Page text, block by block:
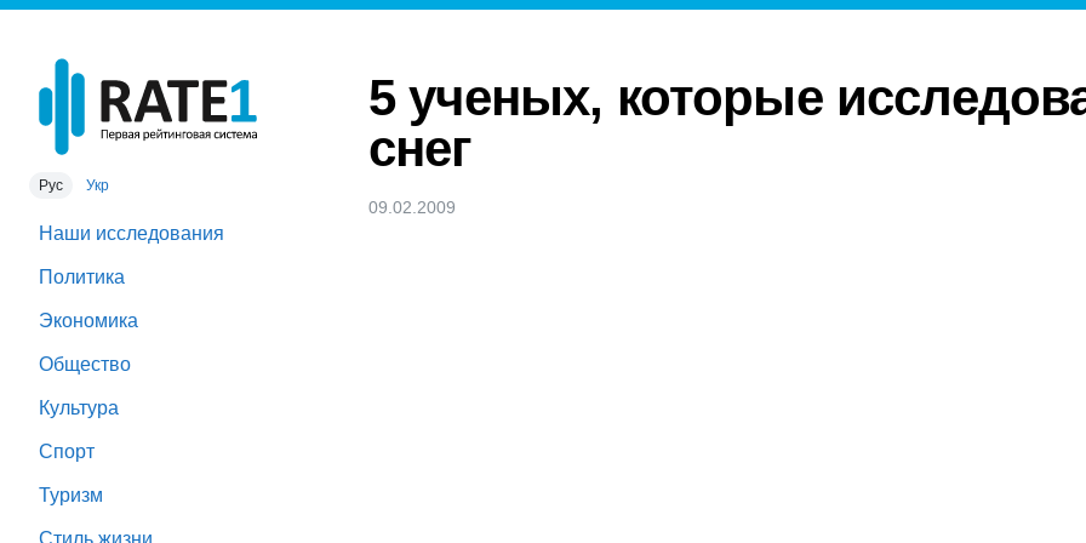
Рус Укр
Наши исследования
Политика
Экономика
Общество
Культура
Спорт
Туризм
Стиль жизни
5 ученых, которые
снег
09.02.2009